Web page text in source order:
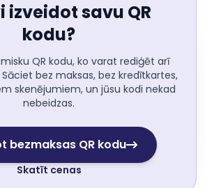
izveidot savu QR
kodu?
QR kodu, ko varat rediģēt arī
bez maksas, bez kredītkartes,
skenējumiem, un jūsu kodi nekad
nebeidzas.
bezmaksas QR kodu
Skatīt cenas